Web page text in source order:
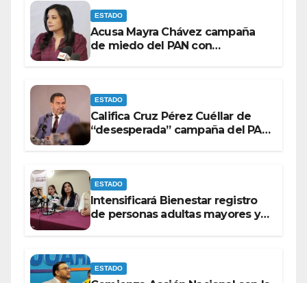
ESTADO
Acusa Mayra Chávez campaña
de miedo del PAN con
ESTADO
Califica Cruz Pérez Cuéllar de
“desesperada” campaña del PAN
ESTADO
Intensificará Bienestar registro
de personas adultas mayores y
ESTADO